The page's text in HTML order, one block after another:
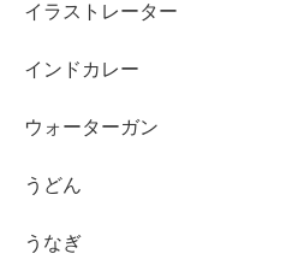
イラストレーター
インドカレー
ウォーターガン
うどん
うなぎ